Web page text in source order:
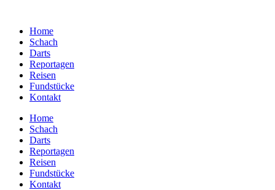
Home
Schach
Darts
Reportagen
Reisen
Fundstücke
Kontakt
Home
Schach
Darts
Reportagen
Reisen
Fundstücke
Kontakt